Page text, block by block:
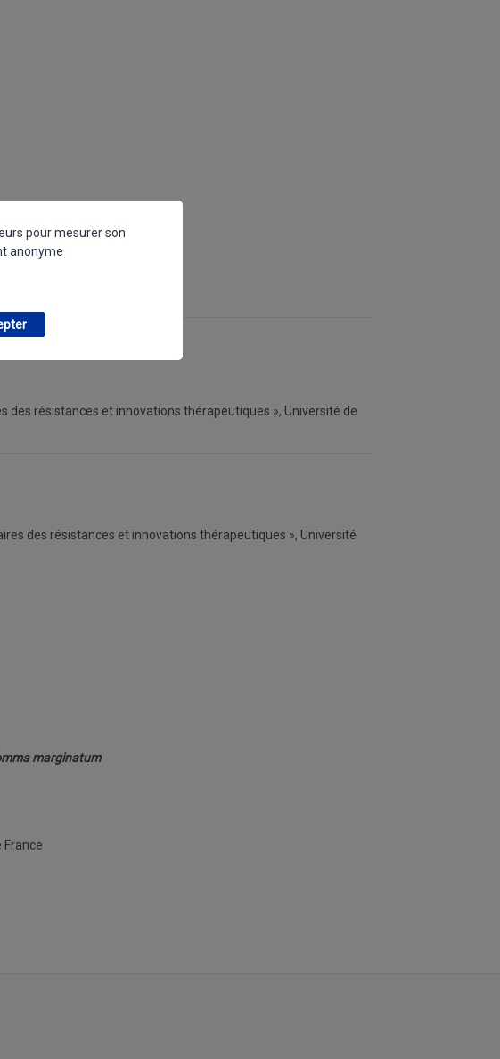
des résistances et innovations thérapeutiques », Université de
des résistances et innovations thérapeutiques », Université
marginatum
France
pour mesurer son
anonyme